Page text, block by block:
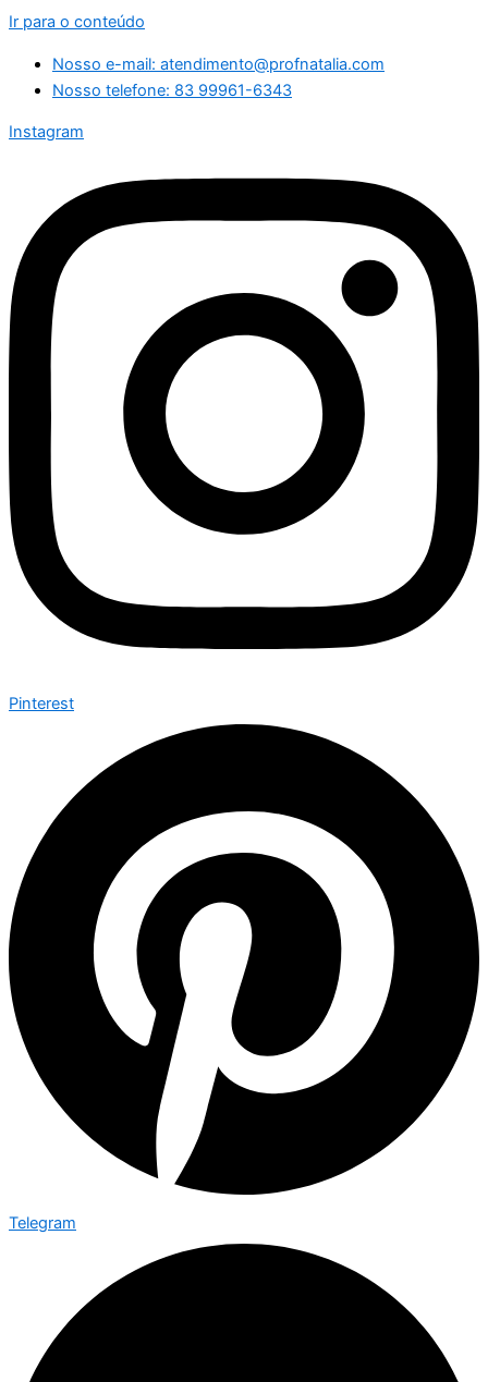
Ir para o conteúdo
Nosso e-mail: atendimento@profnatalia.com
Nosso telefone: 83 99961-6343
Instagram
Pinterest
Telegram